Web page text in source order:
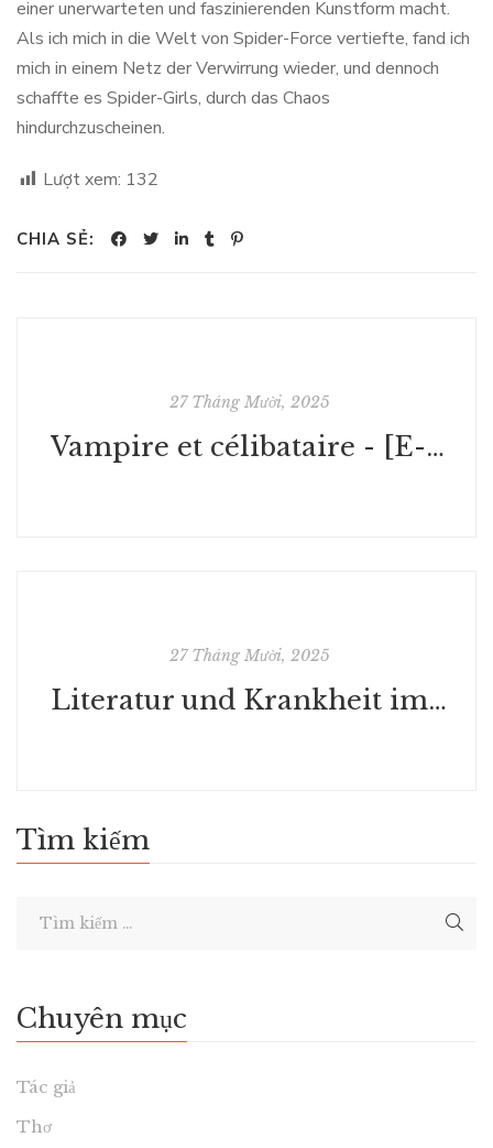
einer unerwarteten und faszinierenden Kunstform macht.
Als ich mich in die Welt von Spider-Force vertiefte, fand ich
mich in einem Netz der Verwirrung wieder, und dennoch
schaffte es Spider-Girls, durch das Chaos
hindurchzuscheinen.
Lượt xem: 132
CHIA SẺ:
27 Tháng Mười, 2025
Vampire et célibataire - [E-Book EPUB]
27 Tháng Mười, 2025
Literatur und Krankheit im fin-de-siècle, 1890-1914: Thomas Mann im europäischen Kontext ; die Davoser Literaturtage 2000 (Thomas-Mann-Studien) - eBook PDF
Tìm kiếm
Chuyên mục
Tác giả
Thơ